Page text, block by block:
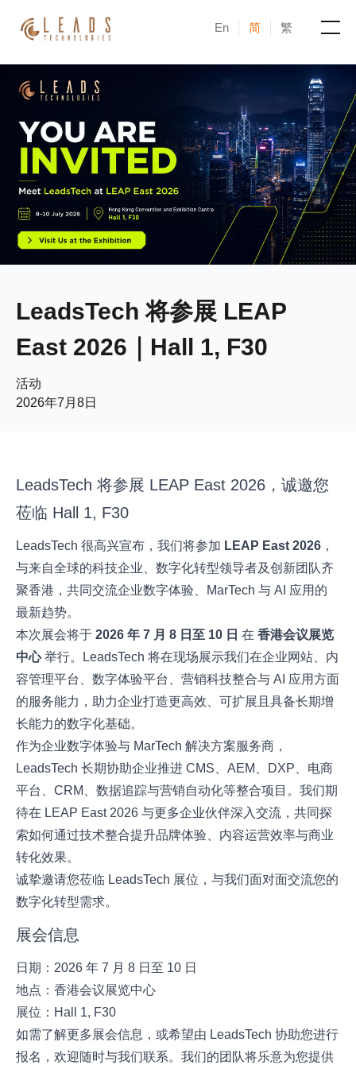
En 简 繁
产品
服务
成功案例
新闻与活动
博客
LeadsTech 将参展 LEAP
East 2026｜Hall 1, F30
活动
2026年7月8日
LeadsTech 将参展 LEAP East 2026，诚邀您
莅临 Hall 1, F30
LeadsTech 很高兴宣布，我们将参加 LEAP East 2026 ，
与来自全球的科技企业、数字化转型领导者及创新团队齐
聚香港，共同交流企业数字体验、MarTech 与 AI 应用的
最新趋势。
本次展会将于2026 年 7 月 8 日至 10 日 在香港会议展览
中心举行。LeadsTech 将在现场展示我们在企业网站、内
容管理平台、数字体验平台、营销科技整合与 AI 应用方面
的服务能力，助力企业打造更高效、可扩展且具备长期增
长能力的数字化基础。
作为企业数字体验与 MarTech 解决方案服务商，
LeadsTech 长期协助企业推进 CMS、AEM、DXP、电商
平台、CRM、数据追踪与营销自动化等整合项目。我们期
待在 LEAP East 2026 与更多企业伙伴深入交流，共同探
索如何通过技术整合提升品牌体验、内容运营效率与商业
转化效果。
诚挚邀请您莅临 LeadsTech 展位，与我们面对面交流您的
数字化转型需求。
展会信息
日期：2026 年 7 月 8 日至 10 日
地点：香港会议展览中心
展位：Hall 1, F30
如需了解更多展会信息，或希望由 LeadsTech 协助您进行
报名，欢迎随时与我们联系。我们的团队将乐意为您提供